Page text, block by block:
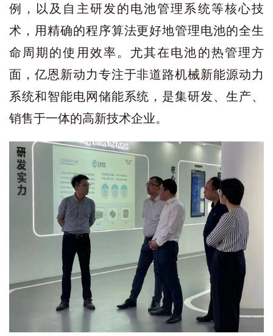
例，以及自主研发的电池管理系统等核心技
术，用精确的程序算法更好地管理电池的全生
命周期的使用效率。尤其在电池的热管理方
面，亿恩新动力专注于非道路机械新能源动力
系统和智能电网储能系统，是集研发、生产、
销售于一体的高新技术企业。